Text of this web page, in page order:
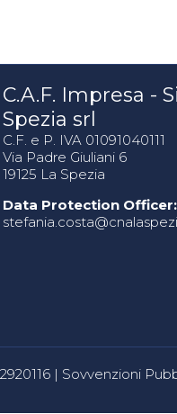
C.A.F. Impresa -
Spezia srl
C.F. e P. IVA 01091040111
Via Padre Giuliani 6
19125 La Spezia
Data Protection Officer:
| Sovvenzioni